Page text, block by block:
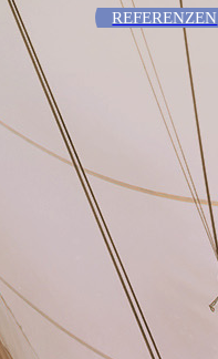
REFERENZEN